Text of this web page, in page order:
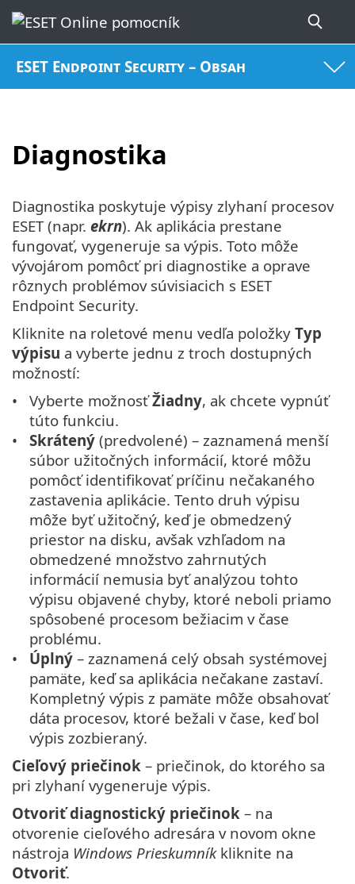
ESET Endpoint Security – Obsah
Diagnostika
Diagnostika poskytuje výpisy zlyhaní procesov
ESET (napr. ekrn). Ak aplikácia prestane
fungovať, vygeneruje sa výpis. Toto môže
vývojárom pomôcť pri diagnostike a oprave
rôznych problémov súvisiacich s ESET
Endpoint Security.
Kliknite na roletové menu vedľa položky Typ
výpisu a vyberte jednu z troch dostupných
možností:
Vyberte možnosťŽiadny, ak chcete vypnúť
túto funkciu.
Skrátený (predvolené) – zaznamená menší
súbor užitočných informácií, ktoré môžu
pomôcť identifikovať príčinu nečakaného
zastavenia aplikácie. Tento druh výpisu
môže byť užitočný, keď je obmedzený
priestor na disku, avšak vzhľadom na
obmedzené množstvo zahrnutých
informácií nemusia byť analýzou tohto
výpisu objavené chyby, ktoré neboli priamo
spôsobené procesom bežiacim v čase
problému.
Úplný – zaznamená celý obsah systémovej
pamäte, keď sa aplikácia nečakane zastaví.
Kompletný výpis z pamäte môže obsahovať
dáta procesov, ktoré bežali v čase, keď bol
výpis zozbieraný.
Cieľový priečinok – priečinok, do ktorého sa
pri zlyhaní vygeneruje výpis.
Otvoriť diagnostický priečinok – na
otvorenie cieľového adresára v novom okne
nástroja Windows Prieskumníkkliknite na
Otvoriť.